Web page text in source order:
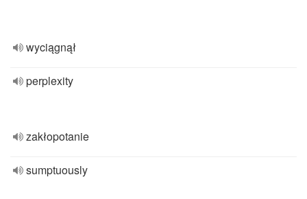
wyciągnął
perplexity
zakłopotanie
sumptuously